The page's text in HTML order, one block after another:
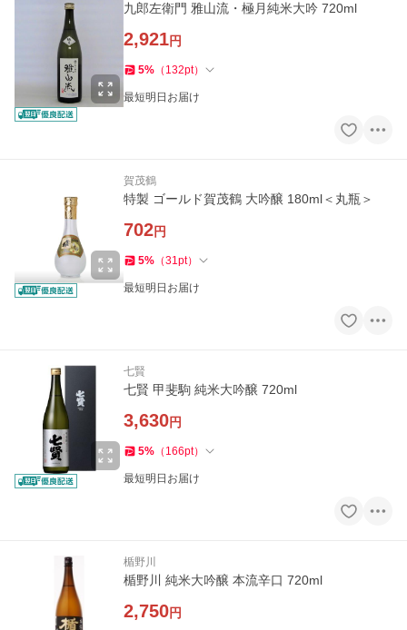
九郎左衛門 雅山流・極月純米大吟 720ml
2,921円
5% （ 132pt）
最短明日お届け
賀茂鶴
特製 ゴールド賀茂鶴 大吟醸 180ml＜丸瓶＞
702円
5% （31pt）
最短明日お届け
七賢
七賢 甲斐駒 純米大吟醸 720ml
3,630円
5% （ 166pt）
最短明日お届け
楯野川
楯野川 純米大吟醸 本流辛口 720ml
2,750円